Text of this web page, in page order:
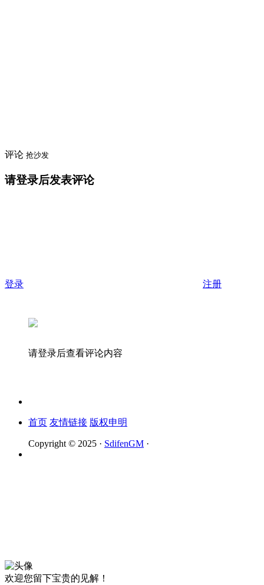
评论 抢沙发
请登录后发表评论
登录 注册
请登录后查看评论内容
首页 友情链接 版权申明
Copyright © 2025 · SdifenGM ·
欢迎您留下宝贵的见解！